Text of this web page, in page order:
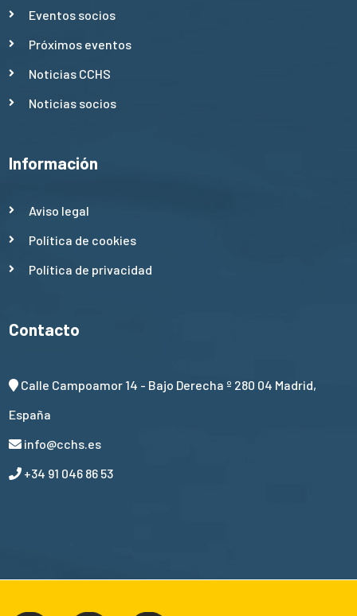
Eventos socios
Próximos eventos
Noticias CCHS
Noticias socios
Información
Aviso legal
Política de cookies
Política de privacidad
Contacto
Calle Campoamor 14 - Bajo Derecha º 280 04 Madrid,
España
info@cchs.es
+34 91 046 86 53